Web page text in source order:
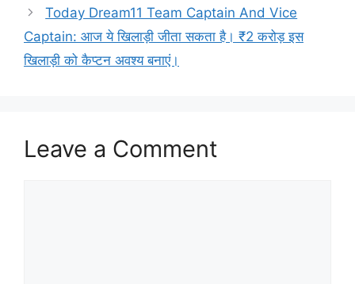
Today Dream11 Team Captain And Vice
Captain: आज ये खिलाड़ी जीता सकता है। ₹2 करोड़ इस
खिलाड़ी को कैप्टन अवश्य बनाएं।
Leave a Comment